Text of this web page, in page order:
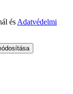
és Adatvédelmi